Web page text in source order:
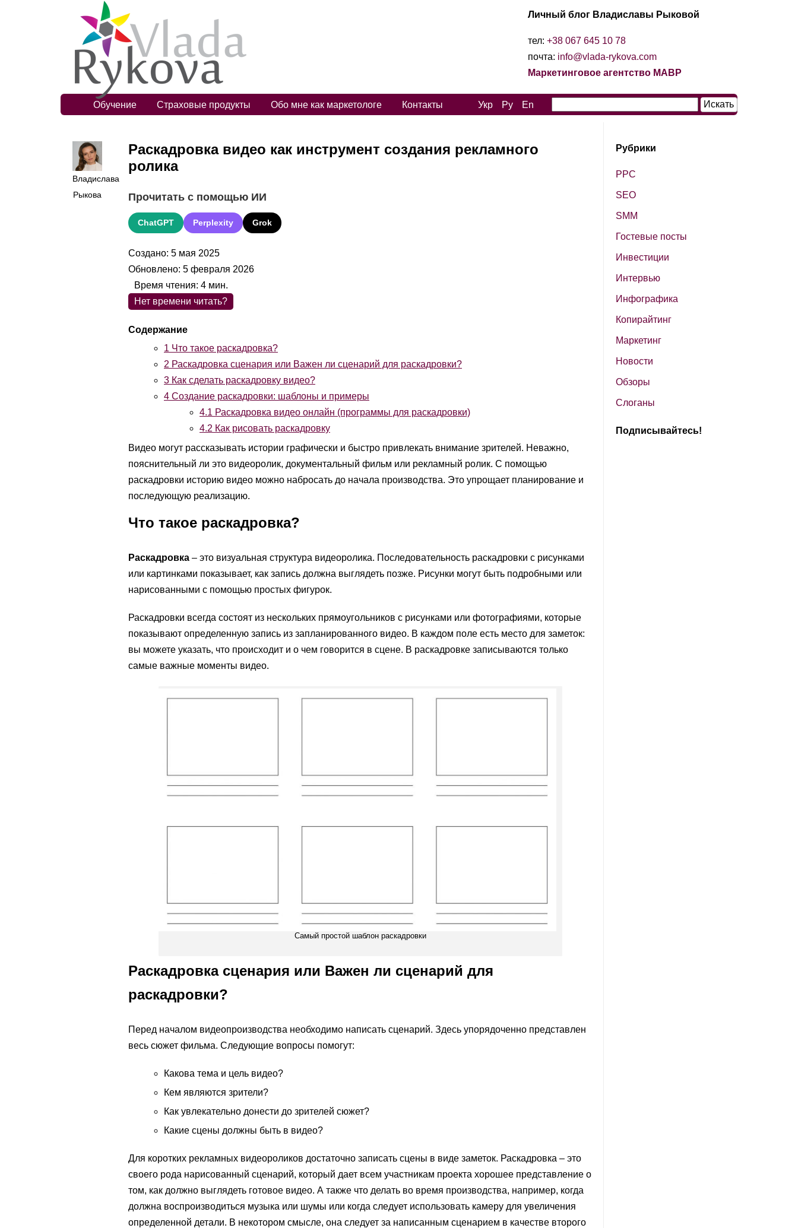
Личный блог Владиславы Рыковой
тел: +38 067 645 10 78
почта: info@vlada-rykova.com
Маркетинговое агентство МАВР
Обучение Страховые продукты Обо мне как маркетологе Контакты Укр Ру En
Владислава
Рыкова
Раскадровка видео как инструмент создания рекламного
ролика
Прочитать с помощью ИИ
ChatGPT Perplexity Grok
Создано: 5 мая 2025
Обновлено: 5 февраля 2026
Нет времени читать?
1 Что такое раскадровка?
2 Раскадровка сценария или Важен ли сценарий для раскадровки?
3 Как сделать раскадровку видео?
4 Создание раскадровки: шаблоны и примеры
4.1 Раскадровка видео онлайн (программы для раскадровки)
4.2 Как рисовать раскадровку
Время чтения: 4 мин.
Видео могут рассказывать истории графически и быстро привлекать внимание зрителей. Неважно,
пояснительный ли это видеоролик, документальный фильм или рекламный ролик. С помощью
раскадровки историю видео можно набросать до начала производства. Это упрощает планирование и
последующую реализацию.
Что такое раскадровка?
Раскадровка – это визуальная структура видеоролика. Последовательность раскадровки с рисунками
или картинками показывает, как запись должна выглядеть позже. Рисунки могут быть подробными или
нарисованными с помощью простых фигурок.
Раскадровки всегда состоят из нескольких прямоугольников с рисунками или фотографиями, которые
показывают определенную запись из запланированного видео. В каждом поле есть место для заметок:
вы можете указать, что происходит и о чем говорится в сцене. В раскадровке записываются только
самые важные моменты видео.
Самый простой шаблон раскадровки
Раскадровка сценария или Важен ли сценарий для
раскадровки?
Перед началом видеопроизводства необходимо написать сценарий. Здесь упорядоченно представлен
весь сюжет фильма. Следующие вопросы помогут:
Какова тема и цель видео?
Кем являются зрители?
Как увлекательно донести до зрителей сюжет?
Какие сцены должны быть в видео?
Для коротких рекламных видеороликов достаточно записать сцены в виде заметок. Раскадровка – это
своего рода нарисованный сценарий, который дает всем участникам проекта хорошее представление о
том, как должно выглядеть готовое видео. А также что делать во время производства, например, когда
должна воспроизводиться музыка или шумы или когда следует использовать камеру для увеличения
определенной детали. В некотором смысле, она следует за написанным сценарием в качестве второго
Рубрики
PPC
SЕО
SМM
Гостевые посты
Инвестиции
Интервью
Инфографика
Копирайтинг
Маркетинг
Новости
Обзоры
Слоганы
Подписывайтесь!